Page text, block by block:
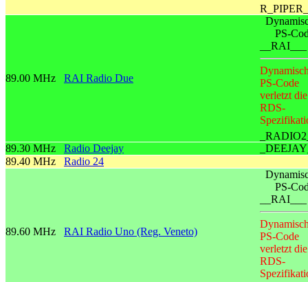
R_PIPER_
89.00 MHz RAI Radio Due
PS-
__RAI___
PS-Code
verletzt die
RDS-
89.30 MHz
Radio Deejay
89.40 MHz
Radio 24
89.60 MHz RAI Radio Uno (Reg. Veneto)
PS-
__RAI___
PS-Code
verletzt die
RDS-